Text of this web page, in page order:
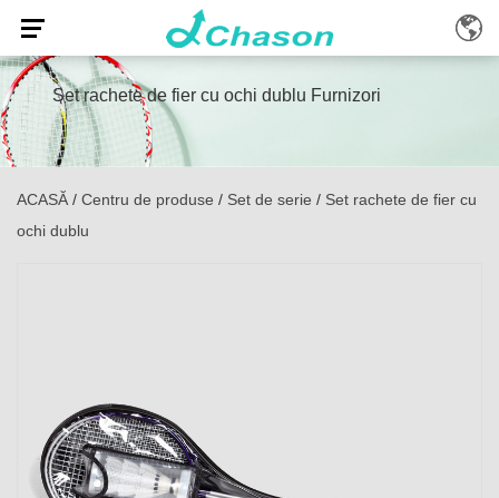
Set rachete de fier cu ochi dublu Furnizori
ACASĂ / Centru de produse / Set de serie / Set rachete de fier cu
ochi dublu